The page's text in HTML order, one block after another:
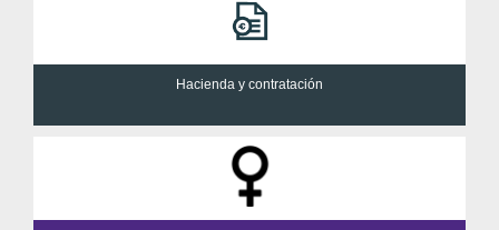
Hacienda y contratación